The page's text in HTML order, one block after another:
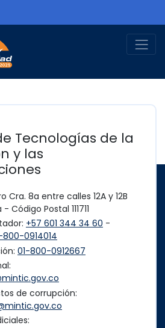
de Colombia
TIC
Tecnologías de la
y las
Cra. 8a entre calles 12A y 12B
Postal 111711
+57 601 344 34 60 -
800-0914014
01-800-0912667
de corrupción: